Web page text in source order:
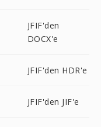
JFIF'den
DOCX'e
JFIF'den HDR'e
JFIF'den JIF'e